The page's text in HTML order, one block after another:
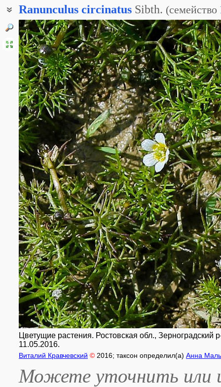
Ranunculus circinatus Sibth. (семейство
Водяной лютик жестколистный
Водяной лютик завитой
Шелковник жестколистный
Шелковник закрученный
Шелковник фенхелевидный
Шелковник фенхельный
Цветущие растения. Ростовская обл.,
11.05.2016.
Виталий Кравчевский © 2016; таксон определил(а) Анна
Можете уточнить или